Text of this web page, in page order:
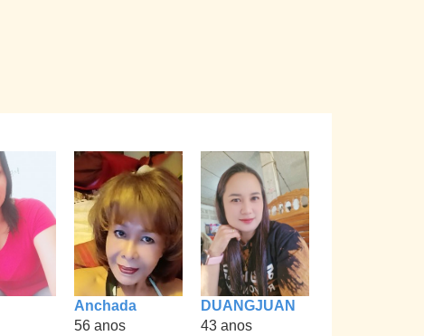
Anchada
56 anos
DUANGJUAN
43 anos